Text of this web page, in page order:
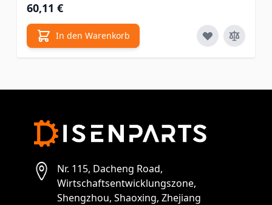
60,11 €
In den Warenkorb
Nr. 115, Dacheng Road,
Wirtschaftsentwicklungszone,
Shengzhou, Shaoxing, Zhejiang